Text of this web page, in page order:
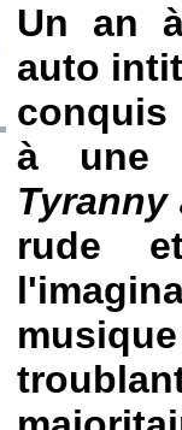
Un an
auto
à une
Tyranny
rude